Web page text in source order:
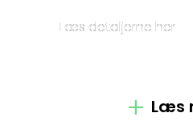
Fagområder
Læs detaljerne her
Læs